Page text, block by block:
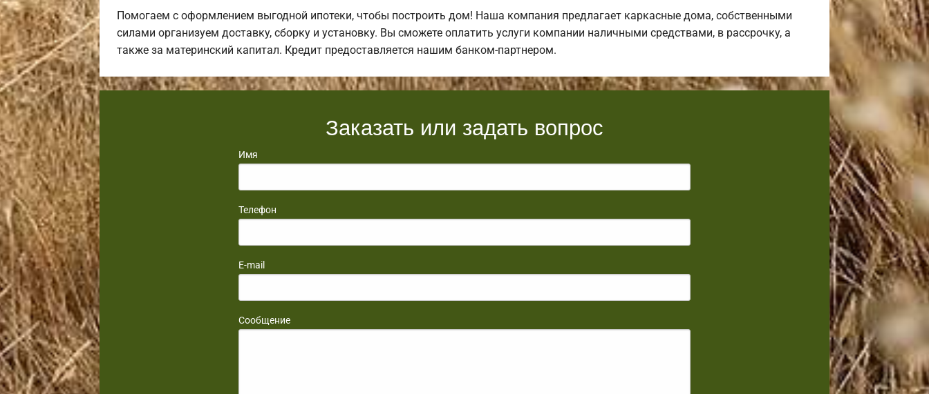
Помогаем с оформлением выгодной ипотеки, чтобы построить дом! Наша компания предлагает каркасные дома, собственными
силами организуем доставку, сборку и установку. Вы сможете оплатить услуги компании наличными средствами, в рассрочку, а
также за материнский капитал. Кредит предоставляется нашим банком-партнером.
Заказать или задать вопрос
Имя
Телефон
E-mail
Сообщение